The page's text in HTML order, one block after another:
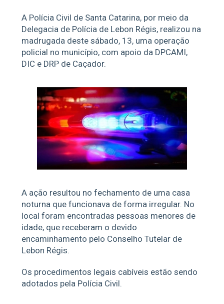
A Polícia Civil de Santa Catarina, por meio da
Delegacia de Polícia de Lebon Régis, realizou na
madrugada deste sábado, 13, uma operação
policial no município, com apoio da DPCAMI,
DIC e DRP de Caçador.
A ação resultou no fechamento de uma casa
noturna que funcionava de forma irregular. No
local foram encontradas pessoas menores de
idade, que receberam o devido
encaminhamento pelo Conselho Tutelar de
Lebon Régis.
Os procedimentos legais cabíveis estão sendo
adotados pela Polícia Civil.